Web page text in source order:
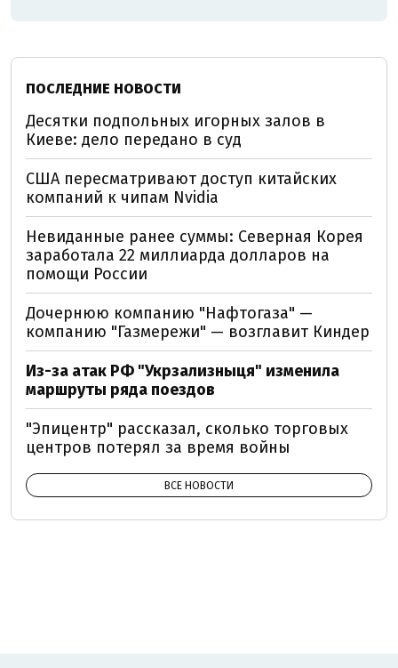
ПОСЛЕДНИЕ НОВОСТИ
Десятки подпольных игорных залов в
Киеве: дело передано в суд
США пересматривают доступ китайских
компаний к чипам Nvidia
Невиданные ранее суммы: Северная Корея
заработала 22 миллиарда долларов на
помощи России
Дочернюю компанию "Нафтогаза" —
компанию "Газмережи" — возглавит Киндер
Из-за атак РФ "Укрзализныця" изменила
маршруты ряда поездов
"Эпицентр" рассказал, сколько торговых
центров потерял за время войны
ВСЕ НОВОСТИ